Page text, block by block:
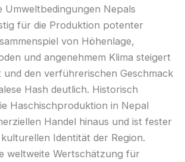
Umweltbedingungen Nepals
für die Produktion potenter
von Höhenlage,
und angenehmem Klima steigert
und den verführerischen Geschmack
Hash deutlich. Historisch
Haschischproduktion in Nepal
Handel hinaus und ist fester
Identität der Region.
weltweite Wertschätzung für